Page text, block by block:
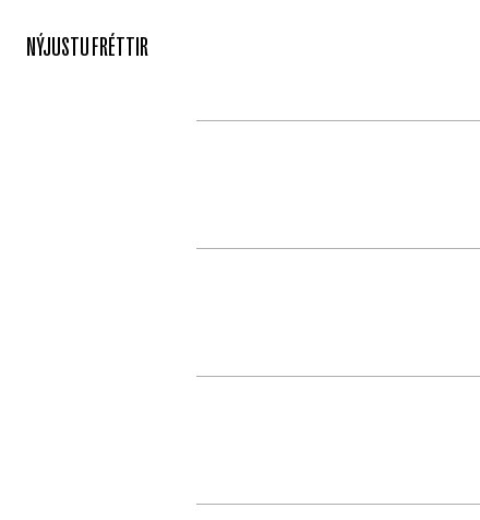
NÝJUSTU FRÉTTIR